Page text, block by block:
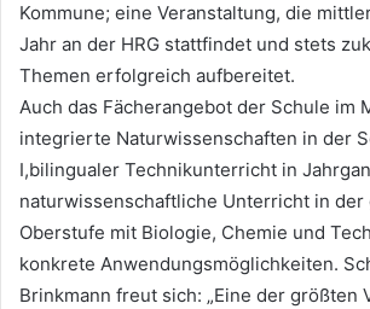
Kommune; eine Veranstaltung, die
Jahr an der HRG stattfindet und stets
Themen erfolgreich aufbereitet.
Auch das Fächerangebot der Schule im
integrierte Naturwissenschaften in der
I,bilingualer Technikunterricht in
naturwissenschaftliche Unterricht in der
Oberstufe mit Biologie, Chemie und
konkrete Anwendungsmöglichkeiten.
Brinkmann freut sich: „Eine der größten